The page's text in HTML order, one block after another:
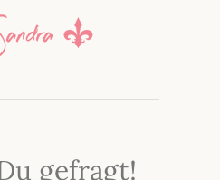
gefragt!